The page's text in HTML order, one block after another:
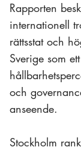
Rapporten
internationell
rättsstat och
Sverige som
och
anseende.
Stockholm